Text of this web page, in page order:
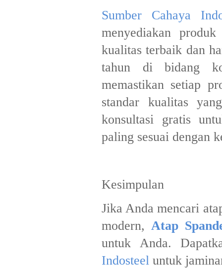
Sumber Cahaya
menyediakan
kualitas terbaik dan
tahun di bidang
memastikan setiap
standar kualitas
konsultasi gratis
paling sesuai dengan
Kesimpulan
Jika Anda mencari
modern, Atap
untuk Anda.
Indosteel untuk